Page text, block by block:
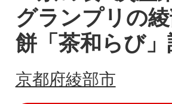
グランプリの
餅「茶和らび
京都府綾部市